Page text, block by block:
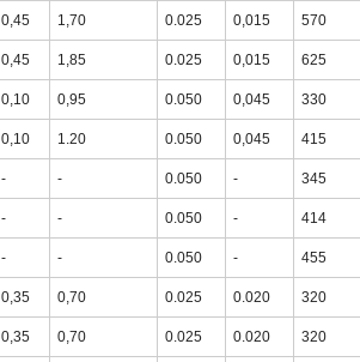
0,45 1,70 0.025 0,015 570
0,45 1,85 0.025 0,015 625
0,10 0,95 0.050 0,045 330
0,10 1.20 0.050 0,045 415
- - 0.050 - 345
- - 0.050 - 414
- - 0.050 - 455
0,35 0,70 0.025 0.020 320
0,35 0,70 0.025 0.020 320